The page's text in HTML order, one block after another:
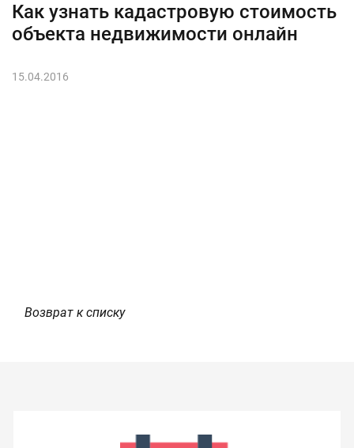
Как узнать кадастровую стоимость
объекта недвижимости онлайн
15.04.2016
Возврат к списку